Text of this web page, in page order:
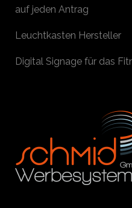
auf jeden Antrag
Leuchtkasten Hersteller
Digital Signage für das